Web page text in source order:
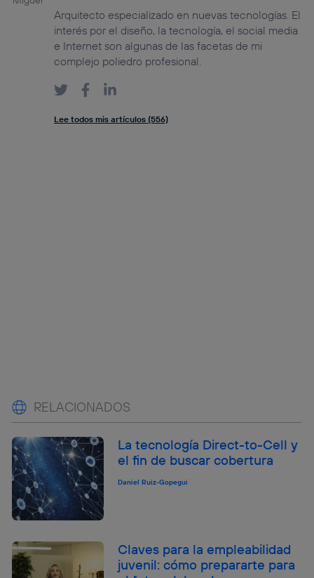
Arquitecto especializado en nuevas tecnologías. El
interés por el diseño, la tecnología, el social media
e Internet son algunas de las facetas de mi
complejo poliedro profesional.
Lee todos mis artículos (556)
RELACIONADOS
La tecnología Direct-to-Cell y
el fin de buscar cobertura
Daniel Ruiz-Gopegui
Claves para la empleabilidad
juvenil: cómo prepararte para